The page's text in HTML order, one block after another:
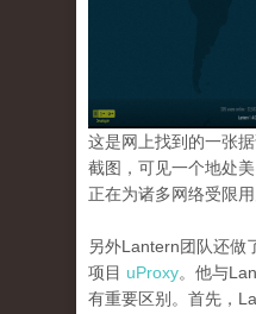
这是网上找到的一张
截图，可见一个地处
正在为诸多网络受限用
另外Lantern团队还做
项目 uProxy。他与
有重要区别。首先，